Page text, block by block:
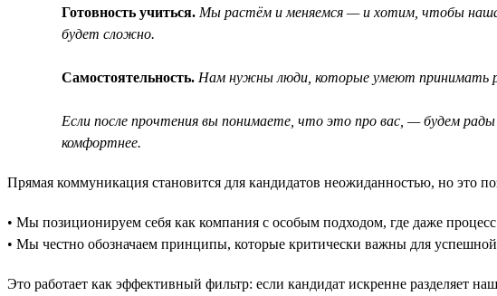
Готовность учиться. Мы растём и меняемся — и хотим, чтобы наша
будет сложно.
Самостоятельность. Нам нужны люди, которые умеют принимать
Если после прочтения вы понимаете, что это про вас, — будем
комфортнее.
Прямая коммуникация становится для кандидатов неожиданностью, но это
• Мы позиционируем себя как компания с особым подходом, где даже процесс
• Мы честно обозначаем принципы, которые критически важны для
Это работает как эффективный фильтр: если кандидат искренне разделяет